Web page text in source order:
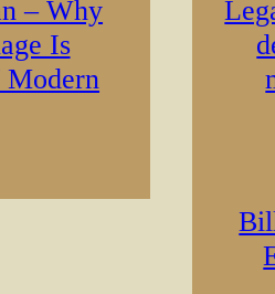
– Why
Is
Modern